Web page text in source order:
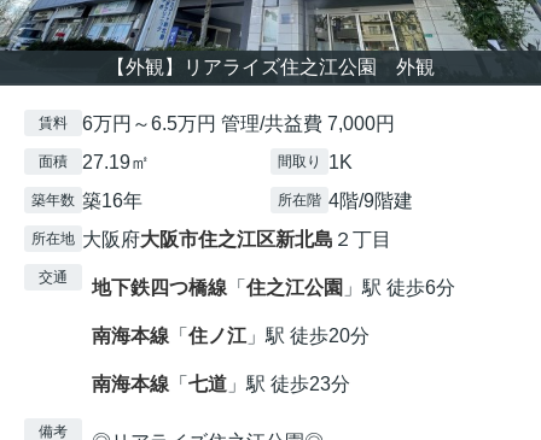
【外観】リアライズ住之江公園 外観
賃料 6万円～6.5万円 管理/共益費 7,000円
面積 27.19㎡ 間取り 1K
築年数 築16年 所在階 4階/9階建
所在地 大阪府大阪市住之江区新北島 ２丁目
交通 地下鉄四つ橋線 「 住之江公園 」駅 徒歩6分
南海本線 「 住ノ江 」駅 徒歩20分
南海本線 「 七道 」駅 徒歩23分
備考